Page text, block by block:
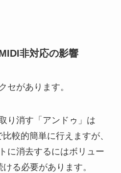
非対応の影響
セがあります。
り消す「アンドゥ」は
較的簡単に行えますが、
に消去するにはボリュー
る必要があります。